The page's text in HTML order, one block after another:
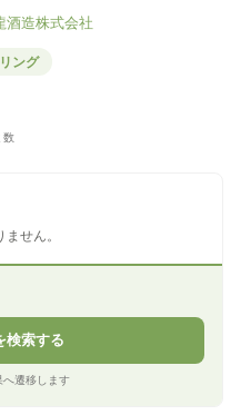
酒造株式会社
ング
数
せん。
検索する
遷移します